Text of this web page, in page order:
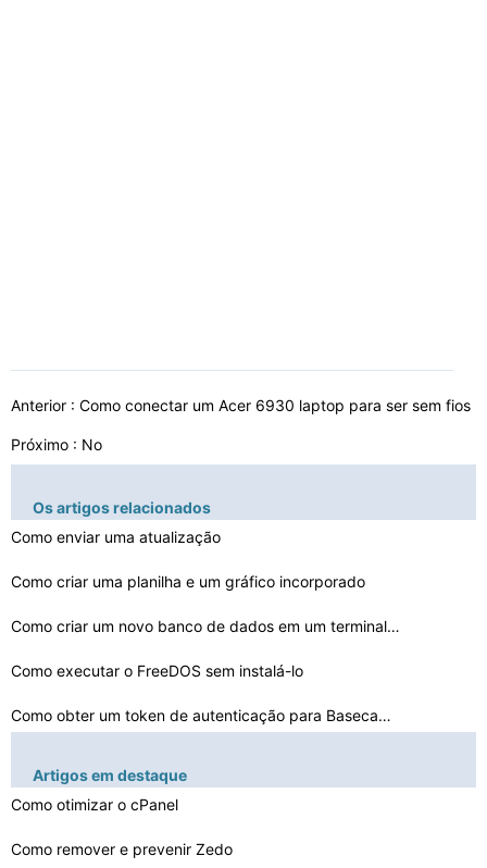
Anterior : Como conectar um Acer 6930 laptop para ser sem fios
Próximo : No
Os artigos relacionados
Como enviar uma atualização
Como criar uma planilha e um gráfico incorporado
Como criar um novo banco de dados em um terminal SSH
Como executar o FreeDOS sem instalá-lo
Como obter um token de autenticação para Basecamp
Como verificar para ver o tamanho de pastas no DOS
Como inicializar a partir de um CD de instalação
Artigos em destaque
Como otimizar o cPanel
Como remover e prevenir Zedo